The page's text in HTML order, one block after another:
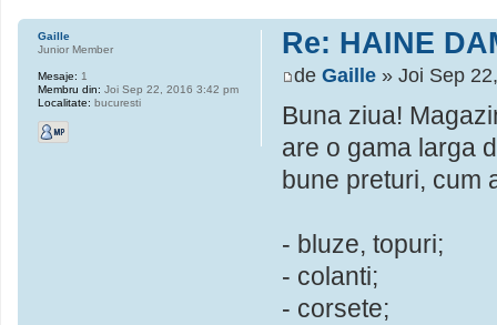
Re: HAINE
de Gaille » Joi Sep
Buna ziua!
are o gama larga
bune preturi, cum
- bluze, topuri;
- colanti;
- corsete;
Gaille
Junior Member
Mesaje: 1
Membru din: Joi Sep 22, 2016 3:42 pm
Localitate: bucuresti